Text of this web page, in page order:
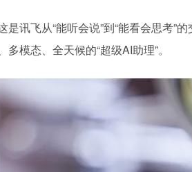
讯飞从“能听会说”到“能看会思考”
模态、全天候的“超级AI助理”。